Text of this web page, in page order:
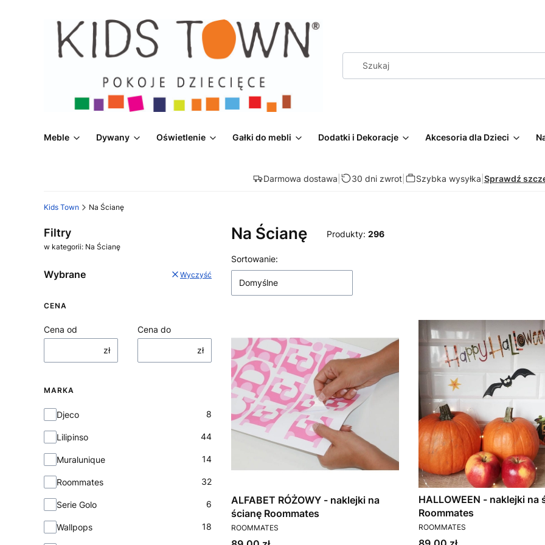
Meble Dywany Oświetlenie Gałki do mebli Dodatki i Dekoracje Akcesoria dla Dzieci
Darmowa dostawa 30 dni zwrot| Szybka wysyłka Sprawdź
Kids Town Na Ścianę
Filtry
w kategorii: Na Ścianę
Wybrane Wyczyść
CENA
Cena od
zł
Cena do
zł
MARKA
Marka
Djeco 8
Lilipinso 44
Muralunique 14
Roommates 32
Serie Golo 6
Wallpops 18
Na Ścianę Produkty: 296
Lista produktów
Sortowanie:
Domyślne
ALFABET RÓŻOWY - naklejki na
ścianę Roommates
PRODUCENT
ROOMMATES
HALLOWEEN - naklejki na
Roommates
PRODUCENT
ROOMMATES